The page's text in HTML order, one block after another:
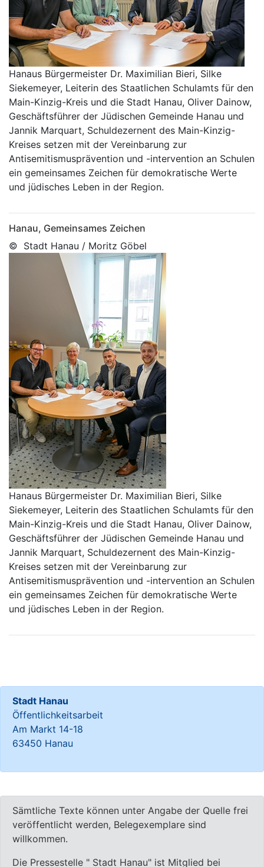
Hanaus Bürgermeister Dr. Maximilian Bieri, Silke
Siekemeyer, Leiterin des Staatlichen Schulamts für den
Main-Kinzig-Kreis und die Stadt Hanau, Oliver Dainow,
Geschäftsführer der Jüdischen Gemeinde Hanau und
Jannik Marquart, Schuldezernent des Main-Kinzig-
Kreises setzen mit der Vereinbarung zur
Antisemitismusprävention und -intervention an Schulen
ein gemeinsames Zeichen für demokratische Werte
und jüdisches Leben in der Region.
Hanau, Gemeinsames Zeichen
© Stadt Hanau / Moritz Göbel
Hanaus Bürgermeister Dr. Maximilian Bieri, Silke
Siekemeyer, Leiterin des Staatlichen Schulamts für den
Main-Kinzig-Kreis und die Stadt Hanau, Oliver Dainow,
Geschäftsführer der Jüdischen Gemeinde Hanau und
Jannik Marquart, Schuldezernent des Main-Kinzig-
Kreises setzen mit der Vereinbarung zur
Antisemitismusprävention und -intervention an Schulen
ein gemeinsames Zeichen für demokratische Werte
und jüdisches Leben in der Region.
Stadt Hanau
Öffentlichkeitsarbeit
Am Markt 14-18
63450 Hanau
Sämtliche Texte können unter Angabe der Quelle frei
veröffentlicht werden, Belegexemplare sind
willkommen.
Die Pressestelle " Stadt Hanau" ist Mitglied bei